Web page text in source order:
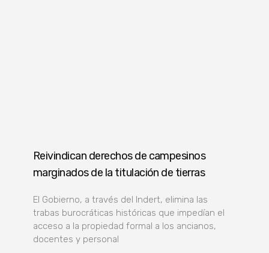
Reivindican derechos de campesinos
marginados de la titulación de tierras
El Gobierno, a través del Indert, elimina las
trabas burocráticas históricas que impedían el
acceso a la propiedad formal a los ancianos,
docentes y personal